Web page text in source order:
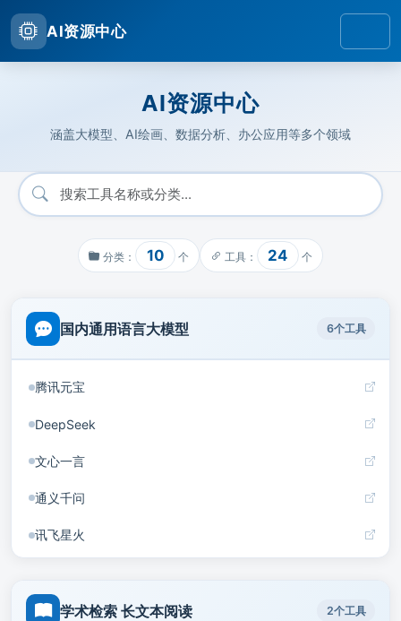
AI资源中心
AI资源中心
涵盖大模型、AI绘画、数据分析、办公应用等多个领域
分类： 10 个 工具： 24 个
国内通用语言大模型 6个工具
腾讯元宝
DeepSeek
文心一言
通义千问
讯飞星火
学术检索 长文本阅读 2个工具